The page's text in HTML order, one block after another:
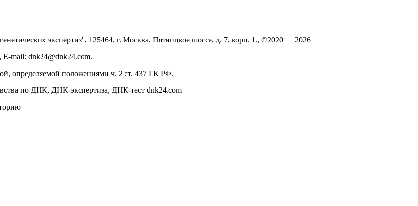
экспертиз", 125464, г. Москва, Пятницкое шоссе, д. 7, корп. 1., ©2020 — 2026
mail: dnk24@dnk24.com.
определяемой положениями ч. 2 ст. 437 ГК РФ.
по ДНК, ДНК-экспертиза, ДНК-тест dnk24.com